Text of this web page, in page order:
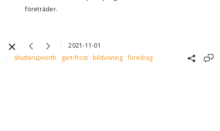
företräder.
2021-11-01
shutterupnorth
gert-frost bildvisning föredrag